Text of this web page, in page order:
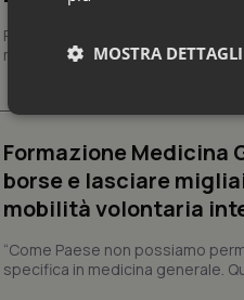
Pronta la circolare con le
modello europeo di tracciabilità
Formazione Medicina
borse e lasciare
mobilità volontaria
“Come Paese non possiamo
specifica in medicina generale.
MOSTRA DETTAGLI
Necessari